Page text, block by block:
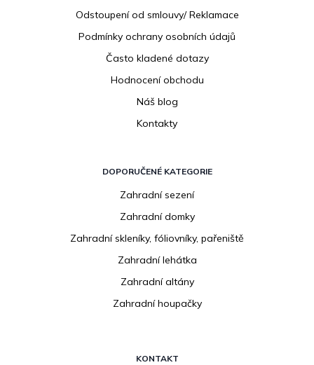
Odstoupení od smlouvy/ Reklamace
Podmínky ochrany osobních údajů
Často kladené dotazy
Hodnocení obchodu
Náš blog
Kontakty
DOPORUČENÉ KATEGORIE
Zahradní sezení
Zahradní domky
Zahradní skleníky, fóliovníky, pařeniště
Zahradní lehátka
Zahradní altány
Zahradní houpačky
KONTAKT